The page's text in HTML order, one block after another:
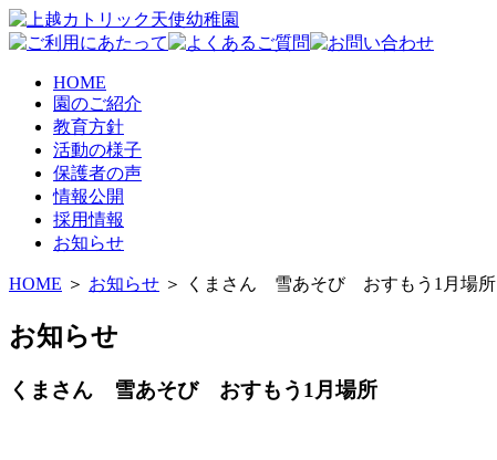
HOME
園のご紹介
教育方針
活動の様子
保護者の声
情報公開
採用情報
お知らせ
HOME ＞ お知らせ ＞ くまさん 雪あそび おすもう1月場所
お知らせ
くまさん 雪あそび おすもう1月場所